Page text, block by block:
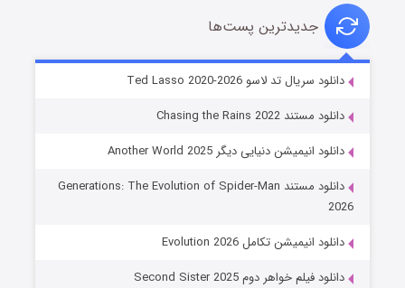
خاندان اژدها فصل ۳
جدیدترین پست‌ها
دانلود سریال تد لاسو Ted Lasso 2020-2026
دانلود مستند Chasing the Rains 2022
دانلود انیمیشن دنیایی دیگر Another World 2025
دانلود مستند Generations: The Evolution of Spider-Man
2026
دانلود انیمیشن تکامل Evolution 2026
دانلود فیلم خواهر دوم Second Sister 2025